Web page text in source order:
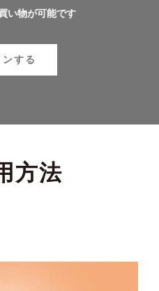
い物が可能です
する
方法